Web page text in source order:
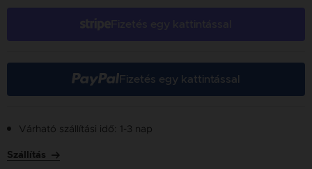
Fizetés egy kattintással
Várható szállítási idő: 1-3 nap
Szállítás